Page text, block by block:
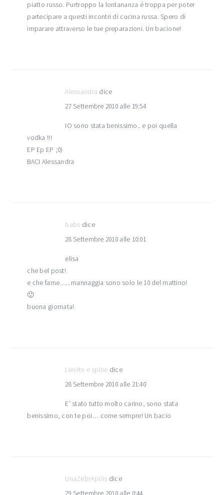
piatto russo. Purtroppo la lontananza é troppa per poter
partecipare a questi incontri di cucina russa. Spero di
imparare attraverso le tue preparazioni. Un bacione!
Alessandra dice
27 Settembre 2010 alle 19:54
IO sono stata benissimo.. e poi quella
vodka !!!
EP Ep EP ;0)
BACI Alessandra
babs dice
28 Settembre 2010 alle 10:01
elisa
che bel post!
e che fame….. mannaggia sono solo le 10 del mattino!
🙂
buona giornata!
Lievito e spine dice
28 Settembre 2010 alle 21:40
E’ stato tutto molto carino, sono stata
benissimo, con te poi… come sempre! Un bacio
UnaZebrApois dice